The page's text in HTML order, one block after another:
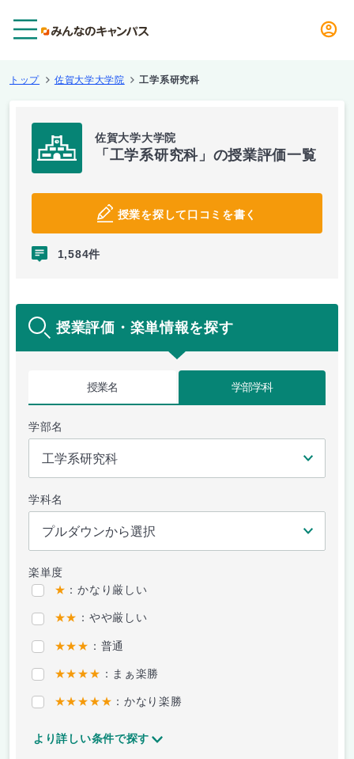
トップ 佐賀大学大学院 工学系研究科
佐賀大学大学院
「工学系研究科」の授業評価一覧
授業を探して口コミを書く
1,584件
授業評価・楽単情報を探す
授業名 学部学科
学部名
学科名
楽単度
★ ：かなり厳しい
★★ ：やや厳しい
★★★ ：普通
★★★★ ：まぁ楽勝
★★★★★ ：かなり楽勝
より詳しい条件で探す